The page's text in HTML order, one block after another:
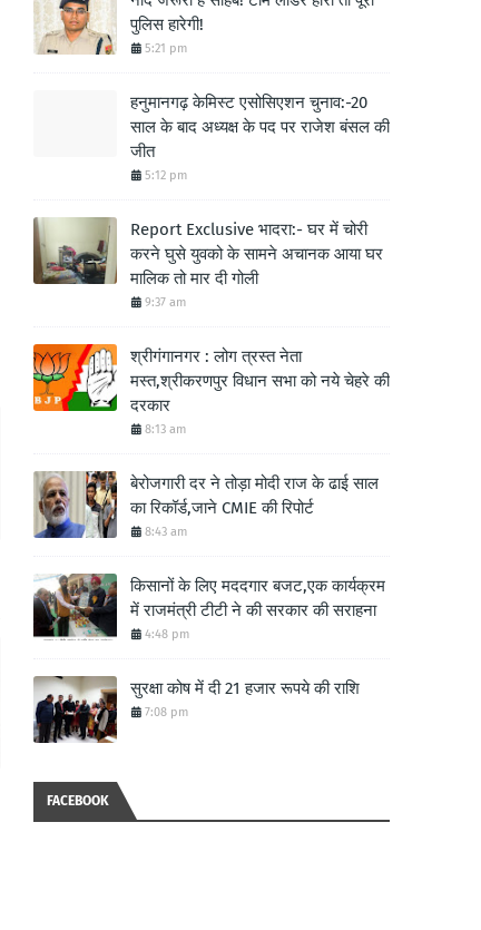
पुलिस हारेगी!
5:21 pm
हनुमानगढ़ केमिस्ट एसोसिएशन चुनाव:-20
साल के बाद अध्यक्ष के पद पर राजेश बंसल की
जीत
5:12 pm
Report Exclusive भादरा:- घर में चोरी
करने घुसे युवको के सामने अचानक आया घर
मालिक तो मार दी गोली
9:37 am
श्रीगंगानगर : लोग त्रस्त नेता
मस्त,श्रीकरणपुर विधान सभा को नये चेहरे की
दरकार
8:13 am
बेरोजगारी दर ने तोड़ा मोदी राज के ढाई साल
का रिकॉर्ड,जाने CMIE की रिपोर्ट
8:43 am
किसानों के लिए मददगार बजट,एक कार्यक्रम
में राजमंत्री टीटी ने की सरकार की सराहना
4:48 pm
सुरक्षा कोष में दी 21 हजार रूपये की राशि
7:08 pm
FACEBOOK